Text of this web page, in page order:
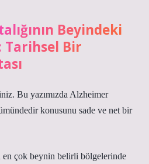
Beyindeki
Tarihsel Bir
Bu yazımızda Alzheimer
konusunu sade ve net bir
en çok beynin belirli bölgelerinde